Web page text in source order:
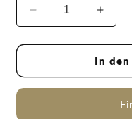
Verringere
die
Menge
Bodenluke
Erhöhe
die
für
In